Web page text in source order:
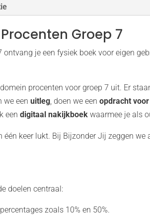
Groep 7
ontvang je een fysiek boek voor eigen
procenten voor groep 7 uit. Er
we een uitleg , doen we een opdracht
een digitaal nakijkboek waarmee je als
keer lukt. Bij Bijzonder Jij zeggen we
doelen centraal:
zoals 10% en 50%.